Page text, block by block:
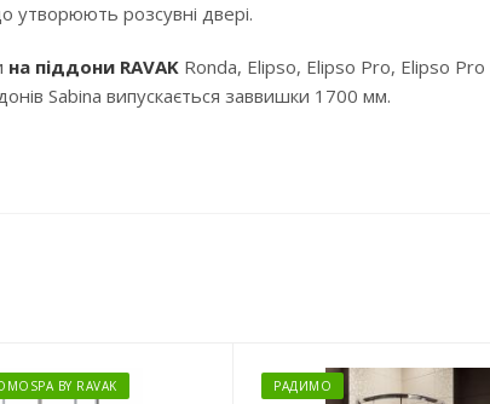
утворюють розсувні двері.
на піддони RAVAK Ronda, Elipso, Elipso Pro, Elipso
Sabina випускається заввишки 1700 мм.
BY RAVAK
РАДИМО